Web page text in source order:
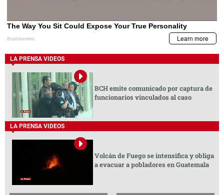
LA PRENSA VIDEOS
BCH emite comunicado por captura de
funcionarios vinculados al caso
LA PRENSA VIDEOS
Volcán de Fuego se intensifica y obliga
a evacuar a pobladores en Guatemala